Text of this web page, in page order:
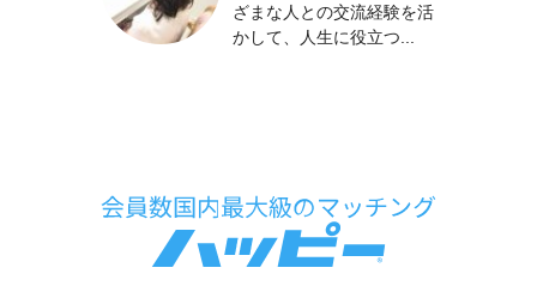
ざまな人との交流経験を活
かして、人生に役立つ...